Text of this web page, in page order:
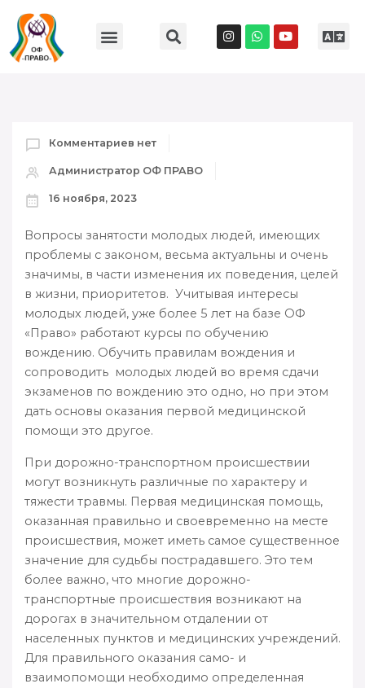
Комментариев нет
Администратор ОФ ПРАВО
16 ноября, 2023
Вопросы занятости молодых людей, имеющих
проблемы с законом, весьма актуальны и очень
значимы, в части изменения их поведения, целей
в жизни, приоритетов. Учитывая интересы
молодых людей, уже более 5 лет на базе ОФ
«Право» работают курсы по обучению
вождению. Обучить правилам вождения и
сопроводить молодых людей во время сдачи
экзаменов по вождению это одно, но при этом
дать основы оказания первой медицинской
помощи это другое.
При дорожно-транспортном происшествии
могут возникнуть различные по характеру и
тяжести травмы. Первая медицинская помощь,
оказанная правильно и своевременно на месте
происшествия, может иметь самое существенное
значение для судьбы пострадавшего. Это тем
более важно, что многие дорожно-
транспортные происшествия возникают на
дорогах в значительном отдалении от
населенных пунктов и медицинских учреждений.
Для правильного оказания само- и
взаимопомощи необходимо определенная